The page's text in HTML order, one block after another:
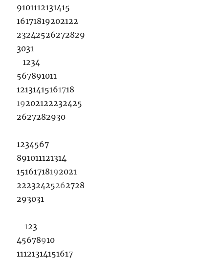
9101112131415
16171819202122
23242526272829
3031
1234
567891011
12131415161718
19202122232425
2627282930
1234567
891011121314
15161718192021
22232425262728
293031
123
45678910
11121314151617